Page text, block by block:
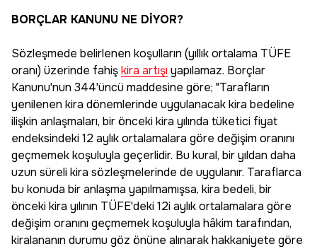
BORÇLAR KANUNU NE DİYOR?
Sözleşmede belirlenen koşulların (yıllık ortalama TÜFE
oranı) üzerinde fahişkira artışıyapılamaz. Borçlar
Kanunu'nun 344'üncü maddesine göre; "Tarafların
yenilenen kira dönemlerinde uygulanacak kira bedeline
ilişkin anlaşmaları, bir önceki kira yılında tüketici fiyat
endeksindeki 12 aylık ortalamalara göre değişim oranını
geçmemek koşuluyla geçerlidir. Bu kural, bir yıldan daha
uzun süreli kira sözleşmelerinde de uygulanır. Taraflarca
bu konuda bir anlaşma yapılmamışsa, kira bedeli, bir
önceki kira yılının TÜFE'deki 12i aylık ortalamalara göre
değişim oranını geçmemek koşuluyla hâkim tarafından,
kiralananın durumu göz önüne alınarak hakkaniyete göre